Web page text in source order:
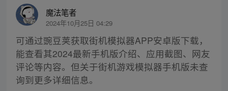
魔法笔者
2024年10月25日 04:29
可通过豌豆荚获取街机模拟器APP安卓版下载，
能查看其2024最新手机版介绍、应用截图、网友
评论等内容。但关于街机游戏模拟器手机版未查
询到更多详细信息。